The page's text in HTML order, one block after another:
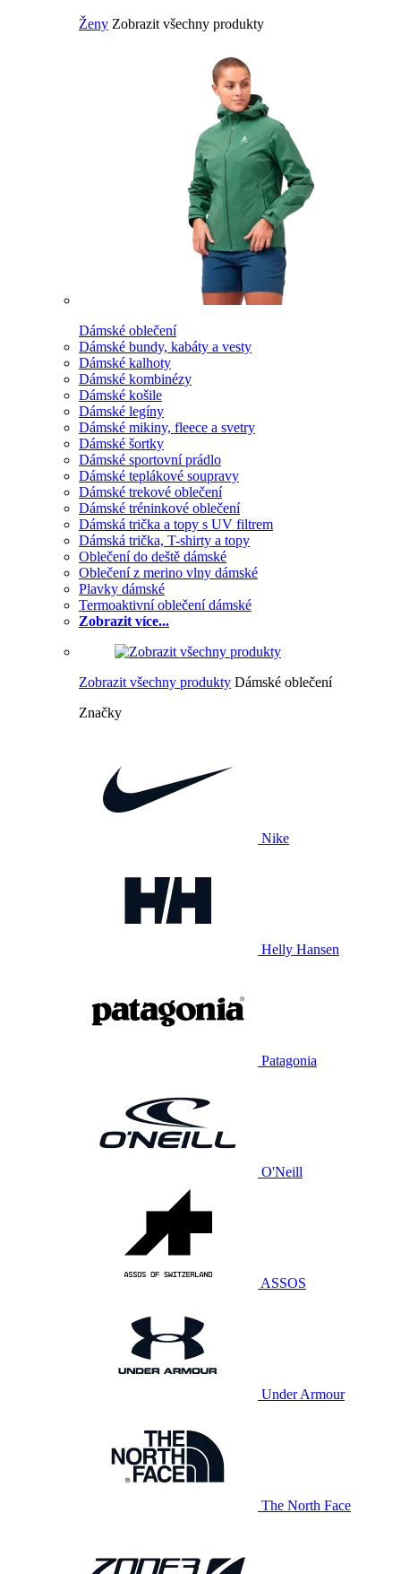
Ženy Zobrazit všechny produkty
Dámské oblečení
Dámské bundy, kabáty a vesty
Dámské kalhoty
Dámské kombinézy
Dámské košile
Dámské legíny
Dámské mikiny, fleece a svetry
Dámské šortky
Dámské sportovní prádlo
Dámské teplákové soupravy
Dámské trekové oblečení
Dámské tréninkové oblečení
Dámská trička a topy s UV filtrem
Dámská trička, T-shirty a topy
Oblečení do deště dámské
Oblečení z merino vlny dámské
Plavky dámské
Termoaktivní oblečení dámské
Zobrazit více...
Zobrazit všechny produkty Dámské oblečení
Značky
Nike
Helly Hansen
Patagonia
O'Neill
ASSOS
Under Armour
The North Face